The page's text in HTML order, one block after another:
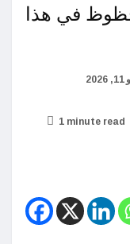
في هذا
1 minute read